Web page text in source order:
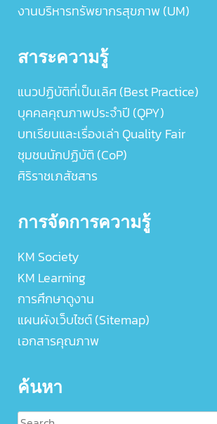
งานบริหารทรัพยากรสุขภาพ (UM)
สาระความรู้
แนวปฏิบัติที่เป็นเลิศ (Best Practice)
บุคคลคุณภาพประจำปี (QPY)
บทเรียนและเรื่องเล่า Quality Fair
ชุมชนนักปฏิบัติ (CoP)
ศิริราชเภสัชสาร
การจัดการความรู้
KM Society
KM Learning
การศึกษาดูงาน
แผนผังเว็บไซต์ (Sitemap)
เอกสารคุณภาพ
ค้นหา
Search